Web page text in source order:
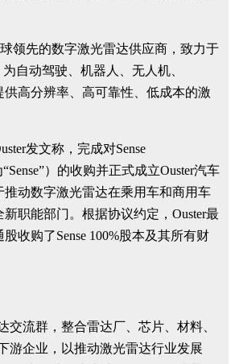
领先的数字激光雷达供应商，致力于
自动驾驶、机器人、无人机、
高分辨率、高可靠性、低成本的激
发文称，完成对Sense
）的收购并正式成立Ouster汽车
推动数字激光雷达在乘用车和商用车
职能部门。根据协议约定，Ouster最
收购了Sense 100%股本及其所有财
交流群，整合雷达厂、芯片、材料、
游企业，以推动激光雷达行业发展